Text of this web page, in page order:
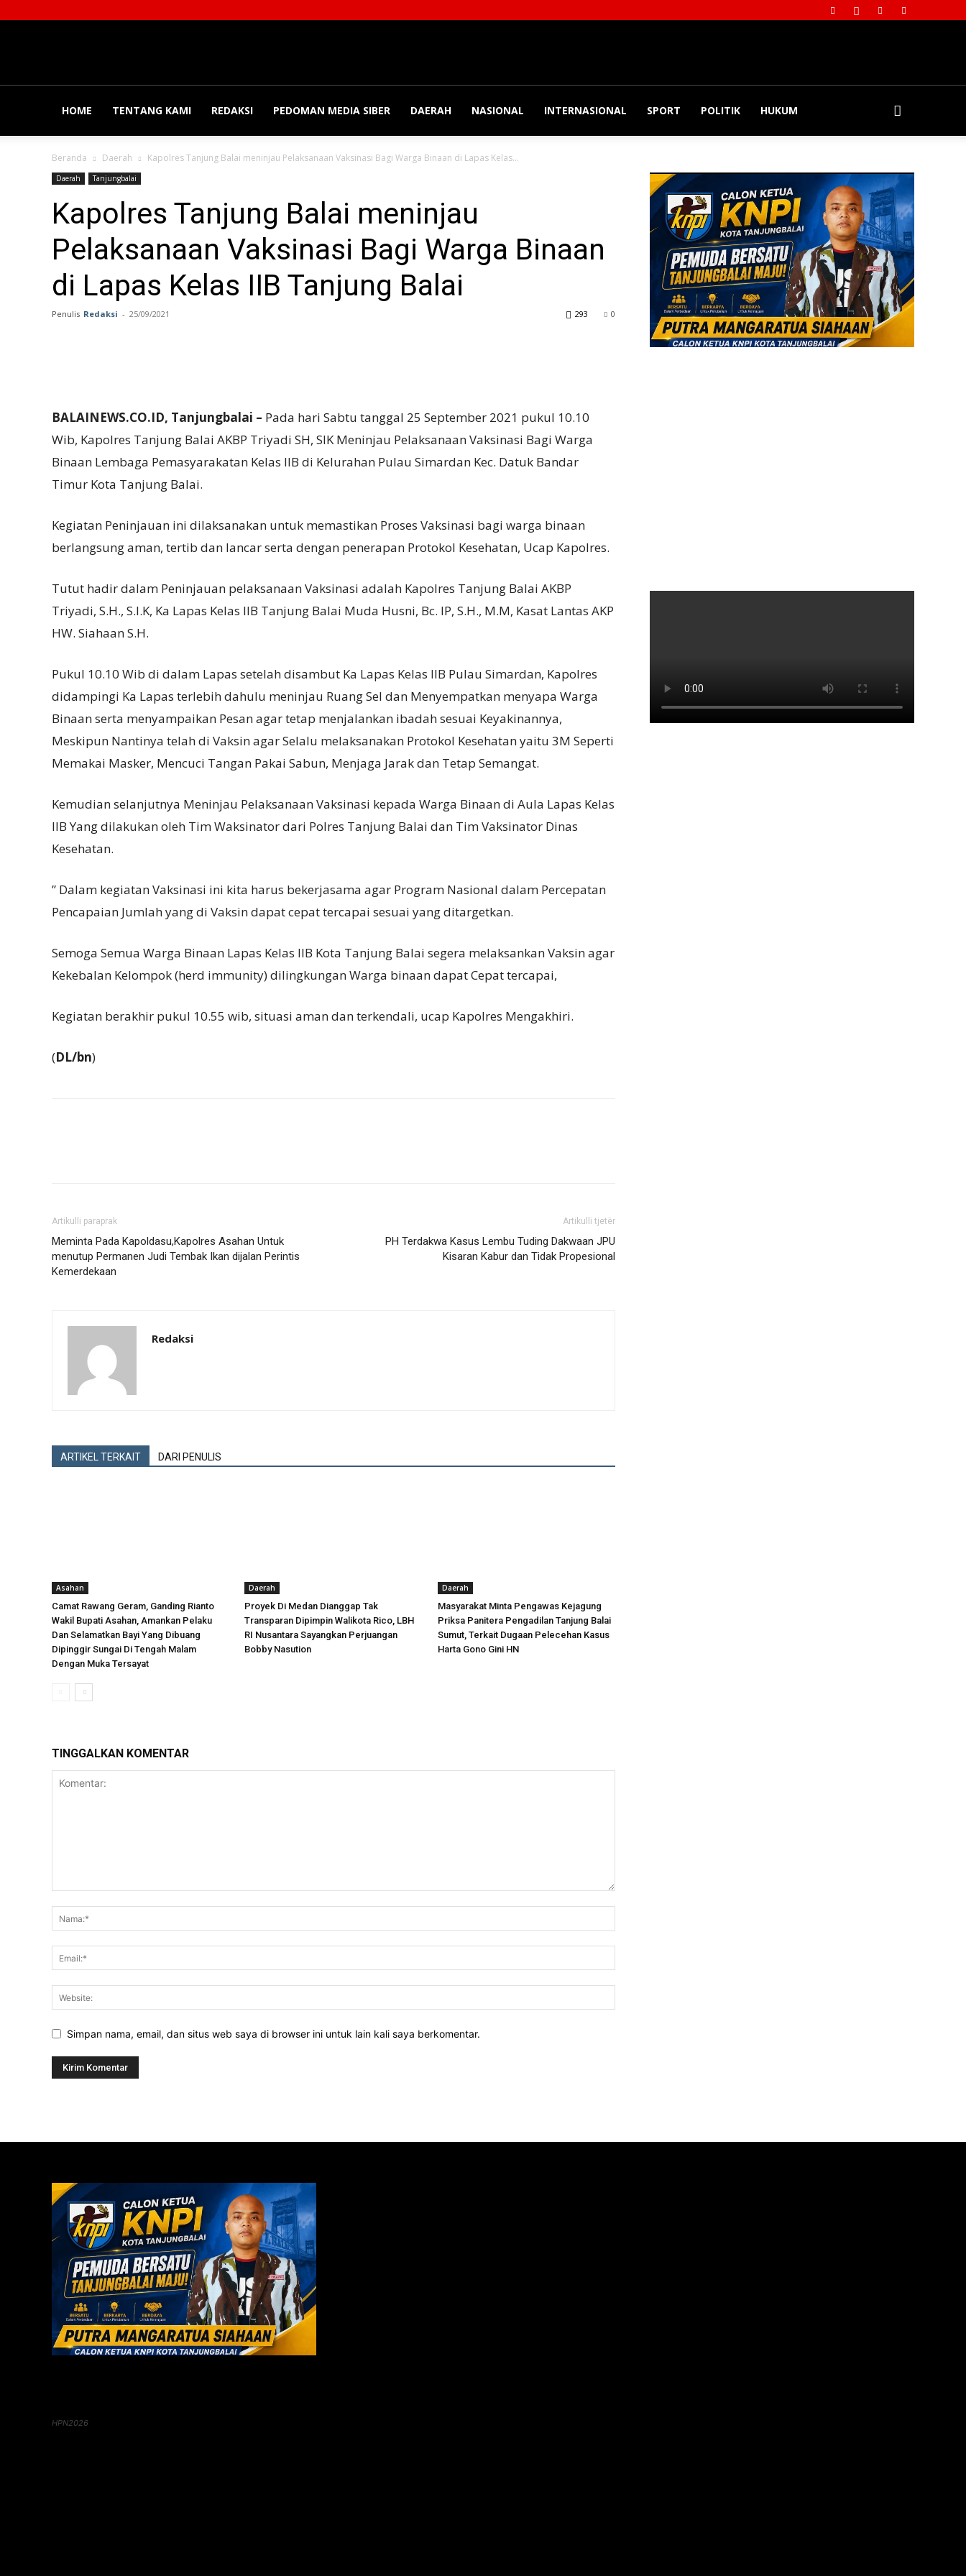
HOME TENTANG KAMI REDAKSI PEDOMAN MEDIA SIBER DAERAH NASIONAL INTERNASIONAL SPORT POLITIK HUKUM
Beranda Daerah Kapolres Tanjung Balai meninjau Pelaksanaan Vaksinasi Bagi Warga Binaan di Lapas Kelas...
Daerah Tanjungbalai
Kapolres Tanjung Balai meninjau
Pelaksanaan Vaksinasi Bagi Warga Binaan
di Lapas Kelas IIB Tanjung Balai
Penulis Redaksi - 25/09/2021 0
293
BALAINEWS.CO.ID, Tanjungbalai – Pada hari Sabtu tanggal 25 September 2021 pukul 10.10
Wib, Kapolres Tanjung Balai AKBP Triyadi SH, SIK Meninjau Pelaksanaan Vaksinasi Bagi Warga
Binaan Lembaga Pemasyarakatan Kelas IIB di Kelurahan Pulau Simardan Kec. Datuk Bandar
Timur Kota Tanjung Balai.
Kegiatan Peninjauan ini dilaksanakan untuk memastikan Proses Vaksinasi bagi warga binaan
berlangsung aman, tertib dan lancar serta dengan penerapan Protokol Kesehatan, Ucap Kapolres.
Tutut hadir dalam Peninjauan pelaksanaan Vaksinasi adalah Kapolres Tanjung Balai AKBP
Triyadi, S.H., S.I.K, Ka Lapas Kelas IIB Tanjung Balai Muda Husni, Bc. IP, S.H., M.M, Kasat Lantas AKP
HW. Siahaan S.H.
Pukul 10.10 Wib di dalam Lapas setelah disambut Ka Lapas Kelas IIB Pulau Simardan, Kapolres
didampingi Ka Lapas terlebih dahulu meninjau Ruang Sel dan Menyempatkan menyapa Warga
Binaan serta menyampaikan Pesan agar tetap menjalankan ibadah sesuai Keyakinannya,
Meskipun Nantinya telah di Vaksin agar Selalu melaksanakan Protokol Kesehatan yaitu 3M Seperti
Memakai Masker, Mencuci Tangan Pakai Sabun, Menjaga Jarak dan Tetap Semangat.
Kemudian selanjutnya Meninjau Pelaksanaan Vaksinasi kepada Warga Binaan di Aula Lapas Kelas
IIB Yang dilakukan oleh Tim Waksinator dari Polres Tanjung Balai dan Tim Vaksinator Dinas
Kesehatan.
” Dalam kegiatan Vaksinasi ini kita harus bekerjasama agar Program Nasional dalam Percepatan
Pencapaian Jumlah yang di Vaksin dapat cepat tercapai sesuai yang ditargetkan.
Semoga Semua Warga Binaan Lapas Kelas IIB Kota Tanjung Balai segera melaksankan Vaksin agar
Kekebalan Kelompok (herd immunity) dilingkungan Warga binaan dapat Cepat tercapai,
Kegiatan berakhir pukul 10.55 wib, situasi aman dan terkendali, ucap Kapolres Mengakhiri.
(DL/bn)
Artikulli paraprak
Meminta Pada Kapoldasu,Kapolres Asahan Untuk
menutup Permanen Judi Tembak Ikan dijalan Perintis
Kemerdekaan
Artikulli tjetër
PH Terdakwa Kasus Lembu Tuding Dakwaan JPU
Kisaran Kabur dan Tidak Propesional
Redaksi
ARTIKEL TERKAIT DARI PENULIS
Asahan
Camat Rawang Geram, Ganding Rianto
Wakil Bupati Asahan, Amankan Pelaku
Dan Selamatkan Bayi Yang Dibuang
Dipinggir Sungai Di Tengah Malam
Dengan Muka Tersayat
Daerah
Proyek Di Medan Dianggap Tak
Transparan Dipimpin Walikota Rico, LBH
RI Nusantara Sayangkan Perjuangan
Bobby Nasution
Daerah
Masyarakat Minta Pengawas Kejagung
Priksa Panitera Pengadilan Tanjung Balai
Sumut, Terkait Dugaan Pelecehan Kasus
Harta Gono Gini HN
TINGGALKAN KOMENTAR
Simpan nama, email, dan situs web saya di browser ini untuk lain kali saya berkomentar.
HPN2026